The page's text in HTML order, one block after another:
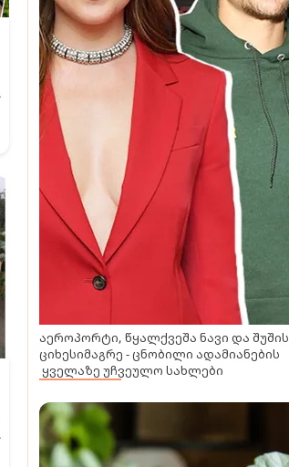
აეროპორტი, წყალქვეშა ნავი და შუშის
ციხესიმაგრე - ცნობილი ადამიანების
ყველაზე უჩვეულო სახლები